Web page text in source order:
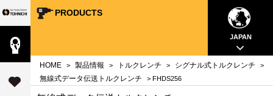
Your Torque Partner TOHNICHI
サポート
close
close
close
close
close
close
close PRODUCTS
JAPAN
HOME > 製品情報 > トルクレンチ > シグナル式トルクレンチ >
無線式データ伝送トルクレンチ > FHDS256